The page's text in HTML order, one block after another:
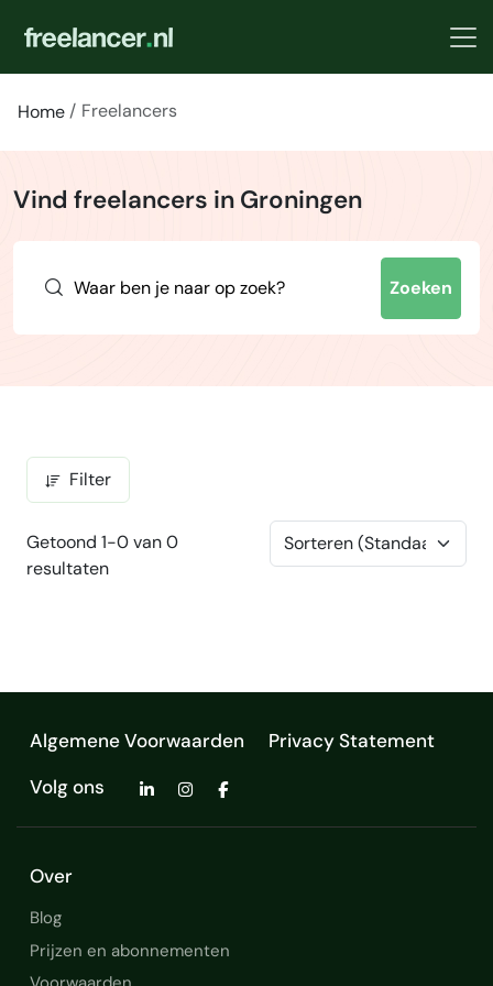
Home Freelancers
Vind freelancers in Groningen
Zoeken
Filter
Getoond 1-0 van 0
resultaten
Algemene Voorwaarden
Privacy Statement
Volg ons
Over
Blog
Prijzen en abonnementen